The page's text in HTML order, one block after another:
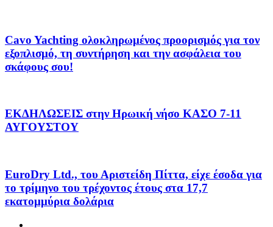
Cavo Yachting ολοκληρωμένος προορισμός για τον
εξοπλισμό, τη συντήρηση και την ασφάλεια του
σκάφους σου!
ΕΚΔΗΛΩΣΕΙΣ στην Ηρωική νήσο ΚΑΣΟ 7-11
ΑΥΓΟΥΣΤΟΥ
EuroDry Ltd., του Αριστείδη Πίττα, είχε έσοδα για
το τρίμηνο του τρέχοντος έτους στα 17,7
εκατομμύρια δολάρια